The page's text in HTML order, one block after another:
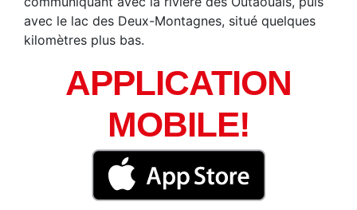
avec le lac des Deux-Montagnes, situé quelques
kilomètres plus bas.
APPLICATION
MOBILE!